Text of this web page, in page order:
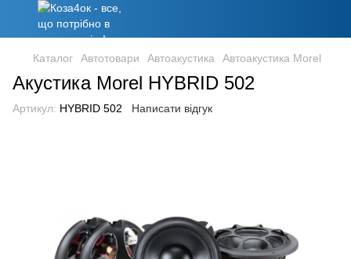
Каталог Автотовари Автоакустика Автоакустика Morel
Акустика Morel HYBRID 502
Артикул: HYBRID 502 Написати відгук